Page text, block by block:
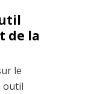
de la
le
outil